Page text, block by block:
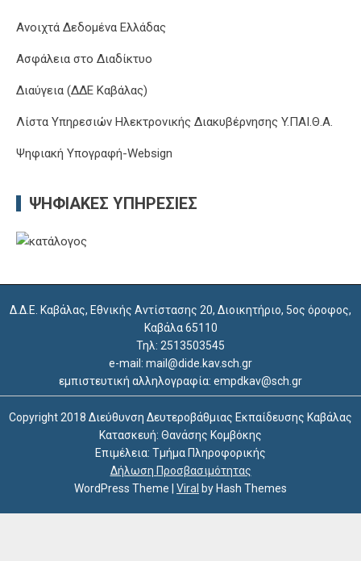
Ανοιχτά Δεδομένα Ελλάδας
Ασφάλεια στο Διαδίκτυο
Διαύγεια (ΔΔΕ Καβάλας)
Λίστα Υπηρεσιών Ηλεκτρονικής Διακυβέρνησης Y.ΠΑΙ.Θ.Α.
Ψηφιακή Υπογραφή-Websign
ΨΗΦΙΑΚΈΣ ΥΠΗΡΕΣΊΕΣ
Δ.Δ.Ε. Καβάλας, Εθνικής Αντίστασης 20, Διοικητήριο, 5ος όροφος,
Καβάλα 65110
Τηλ: 2513503545
e-mail: mail@dide.kav.sch.gr
εμπιστευτική αλληλογραφία: empdkav@sch.gr
Copyright 2018 Διεύθυνση Δευτεροβάθμιας Εκπαίδευσης Καβάλας
Κατασκευή: Θανάσης Κομβόκης
Επιμέλεια: Τμήμα Πληροφορικής
Δήλωση Προσβασιμότητας
WordPress Theme
Viral by Hash Themes